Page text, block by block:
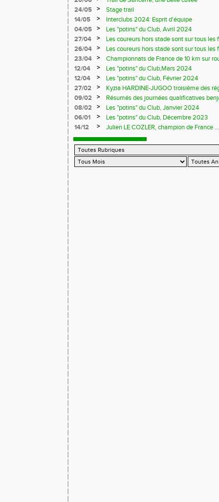
24/05
>
Stage trail
14/05
>
Interclubs 2024: Esprit d'équipe
04/05
>
Les "potins" du Club, Avril 2024
27/04
>
Les coureurs hors stade sont sur tous les
26/04
>
Les coureurs hors stade sont sur tous les
23/04
>
Championnats de France de 10 km sur
12/04
>
Les "potins" du Club,Mars 2024
12/04
>
Les "potins" du Club, Février 2024
27/02
>
Kyzia HARDINE-JUGOO troisième des
09/02
>
Résumés des journées qualificatives
08/02
>
Les "potins" du Club, Janvier 2024
06/01
>
Les "potins" du Club, Décembre 2023
14/12
> Julien LE COZLER, champion de France ...